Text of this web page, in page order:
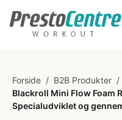
Forside / B2B Produkter /
Blackroll Mini Flow Foam
Specialudviklet og